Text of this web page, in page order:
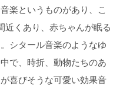
楽というものがあり、こ
近くあり、赤ちゃんが眠る
シタール音楽のようなゆ
で、時折、動物たちのあ
喜びそうな可愛い効果音